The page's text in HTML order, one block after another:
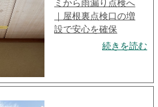
ミから雨漏り点検へ
｜屋根裏点検口の増
設で安心を確保
続きを読む